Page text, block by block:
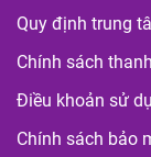
Quy định trung
Chính sách
Điều khoản sử
Chính sách bảo